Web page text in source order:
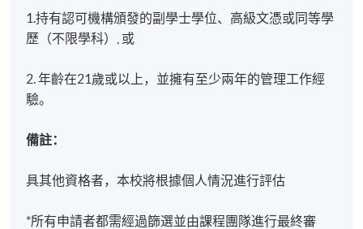
1.持有認可機構頒發的副學士學位、高級文憑或同等學
歷（不限學科）, 或
2. 年齡在21歲或以上，並擁有至少兩年的管理工作經
驗。
備註：
具其他資格者，本校將根據個人情況進行評估
*所有申請者都需經過篩選並由課程團隊進行最終審